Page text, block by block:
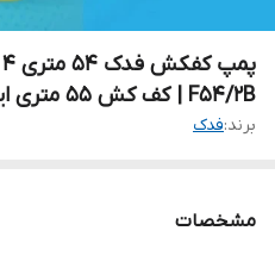
F54/2B | کف کش 55 متری ایرانی
برند:فدک
مشخصات